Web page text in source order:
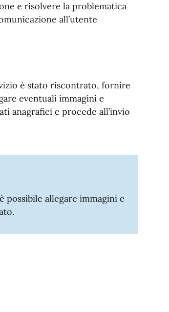
e risolvere la problematica
all’utente
è stato riscontrato, fornire
eventuali immagini e
anagrafici e procede all’invio
possibile allegare immagini e